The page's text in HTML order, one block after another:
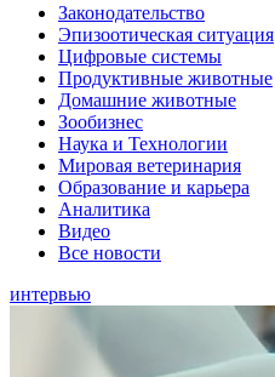
Законодательство
Эпизоотическая ситуация
Цифровые системы
Продуктивные животные
Домашние животные
Зообизнес
Наука и Технологии
Мировая ветеринария
Образование и карьера
Аналитика
Видео
Все новости
интервью